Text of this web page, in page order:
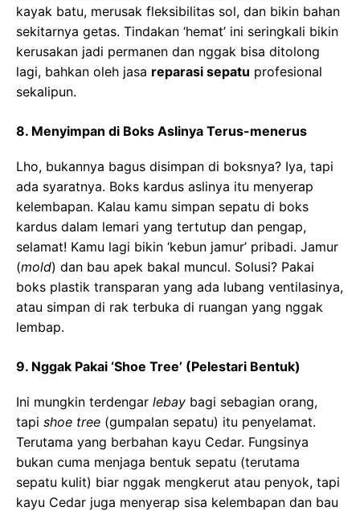
kayak batu, merusak fleksibilitas sol, dan bikin bahan
sekitarnya getas. Tindakan ‘hemat’ ini seringkali bikin
kerusakan jadi permanen dan nggak bisa ditolong
lagi, bahkan oleh jasa reparasi sepatu profesional
sekalipun.
8. Menyimpan di Boks Aslinya Terus-menerus
Lho, bukannya bagus disimpan di boksnya? Iya, tapi
ada syaratnya. Boks kardus aslinya itu menyerap
kelembapan. Kalau kamu simpan sepatu di boks
kardus dalam lemari yang tertutup dan pengap,
selamat! Kamu lagi bikin ‘kebun jamur’ pribadi. Jamur
(mold) dan bau apek bakal muncul. Solusi? Pakai
boks plastik transparan yang ada lubang ventilasinya,
atau simpan di rak terbuka di ruangan yang nggak
lembap.
9. Nggak Pakai ‘Shoe Tree’ (Pelestari Bentuk)
Ini mungkin terdengar lebay bagi sebagian orang,
tapi shoe tree (gumpalan sepatu) itu penyelamat.
Terutama yang berbahan kayu Cedar. Fungsinya
bukan cuma menjaga bentuk sepatu (terutama
sepatu kulit) biar nggak mengkerut atau penyok, tapi
kayu Cedar juga menyerap sisa kelembapan dan bau